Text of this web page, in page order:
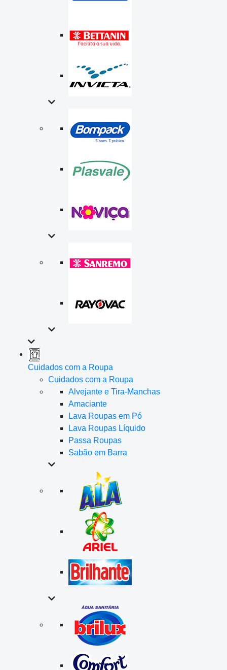
Cuidados com a Roupa
Cuidados com a Roupa
Alvejante e Tira-Manchas
Amaciante
Lava Roupas em Pó
Lava Roupas Líquido
Passa Roupas
Sabão em Barra